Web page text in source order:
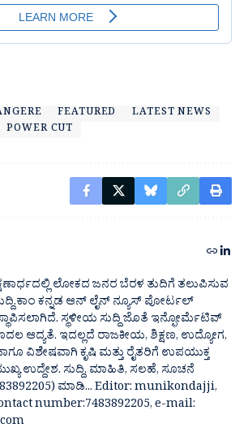
FEATURED
LATEST NEWS
POWER CUT
ಲೋಕದ ಜನರ ಬೆರಳ ತುದಿಗೆ ತಲುಪಿಸುವ
ಕನ್ನಡ ಆನ್ ಲೈನ್ ನ್ಯೂಸ್ ಪೋರ್ಟಲ್
ಸ್ಥಳೀಯ ಸುದ್ದಿ ಜೊತೆ ಇನ್ಫೋರ್ಮೆಟಿವ್
ಆದ್ಯತೆ. ಇದಲ್ಲದೆ ರಾಜಕೀಯ, ಶಿಕ್ಷಣ, ಉದ್ಯೋಗ,
ವಿಶೇಷವಾಗಿ ಕೃಷಿ ಮತ್ತು ರೈತರಿಗೆ ಉಪಯುಕ್ತ
ಉದ್ದೇಶ. ಸುದ್ದಿ, ಮಾಹಿತಿ, ಸಲಹೆ, ಸೂಚನೆ
ಮಾಡಿ... Editor: munikondajji,
number:7483892205, e-mail: